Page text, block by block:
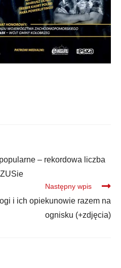
– rekordowa liczba
Następny wpis
i ich opiekunowie razem na
ognisku (+zdjęcia)